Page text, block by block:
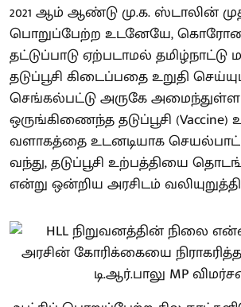
2021 ஆம் ஆண்டு மு.க. ஸ்டாலின்
பொறுப்பேற்ற உடனேயே, கொரோனா
தட்டுப்பாடு ஏற்படாமல் தமிழ்நாட்டு
தடுப்பூசி கிடைப்பதை உறுதி
செங்கல்பட்டு அருகே அமைந்துள்ள
ஒருங்கிணைந்த தடுப்பூசி (Vaccine)
வளாகத்தை உடனடியாக
வந்து, தடுப்பூசி உற்பத்தியை
என்று ஒன்றிய அரசிடம்